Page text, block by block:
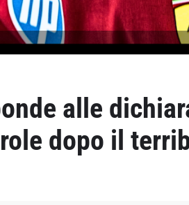
alle
dopo il